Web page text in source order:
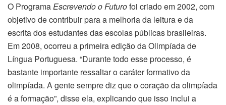
O ProgramaEscrevendo o Futurofoi criado em 2002, com
objetivo de contribuir para a melhoria da leitura e da
escrita dos estudantes das escolas públicas brasileiras.
Em 2008, ocorreu a primeira edição da Olimpíada de
Língua Portuguesa. “Durante todo esse processo, é
bastante importante ressaltar o caráter formativo da
olimpíada. A gente sempre diz que o coração da olimpíada
é a formação”, disse ela, explicando que isso inclui a